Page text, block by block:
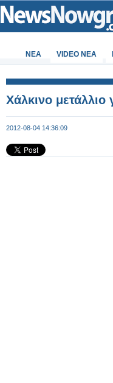
ΝΕΑ VIDEO NEA
Χάλκινο μετάλλιο
2012-08-04 14:36:09